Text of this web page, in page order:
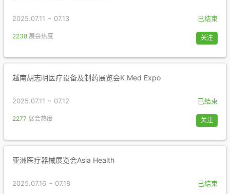
2025.07.11 ~ 07.13 已结束
2238 展会热度 关注
越南胡志明医疗设备及制药展览会K Med Expo
2025.07.11 ~ 07.12 已结束
2277 展会热度 关注
亚洲医疗器械展览会Asia Health
2025.07.16 ~ 07.18 已结束